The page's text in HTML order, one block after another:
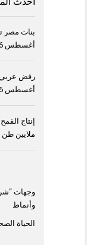
بنات مصر
أغسطس 6, 2026
رفض عربي
أغسطس 6, 2026
ملايين طن
وجهات
وأنماط
الحياة